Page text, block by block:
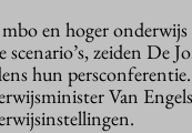
en hoger
zeiden De
hun
Van